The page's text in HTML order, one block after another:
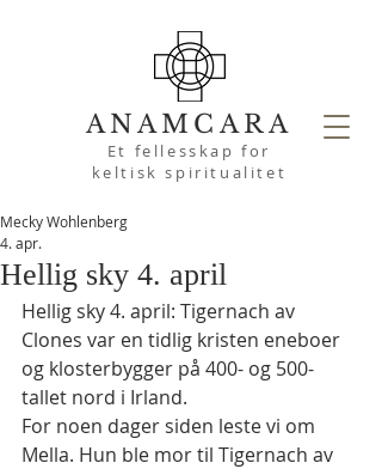
ANAMCARA
Et fellesskap for
keltisk spiritualitet
Hellig sky 4. april
Mecky Wohlenberg
4. apr.
Hellig sky 4. april: Tigernach av
Clones var en tidlig kristen eneboer
og klosterbygger på 400- og 500-
tallet nord i Irland.
For noen dager siden leste vi om
Mella. Hun ble mor til Tigernach av